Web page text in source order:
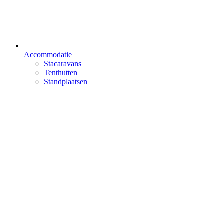
Accommodatie
Stacaravans
Tenthutten
Standplaatsen